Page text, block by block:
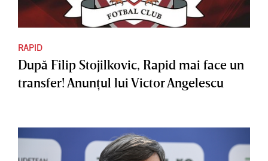
RAPID
După Filip Stojilkovic, Rapid mai face un
transfer! Anunţul lui Victor Angelescu